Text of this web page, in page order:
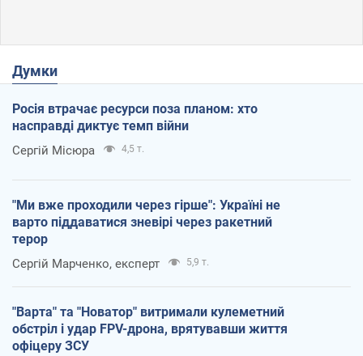
Думки
Росія втрачає ресурси поза планом: хто
насправді диктує темп війни
Сергій Місюра 4,5 т.
"Ми вже проходили через гірше": Україні не
варто піддаватися зневірі через ракетний
терор
Сергій Марченко, експерт 5,9 т.
"Варта" та "Новатор" витримали кулеметний
обстріл і удар FPV-дрона, врятувавши життя
офіцеру ЗСУ